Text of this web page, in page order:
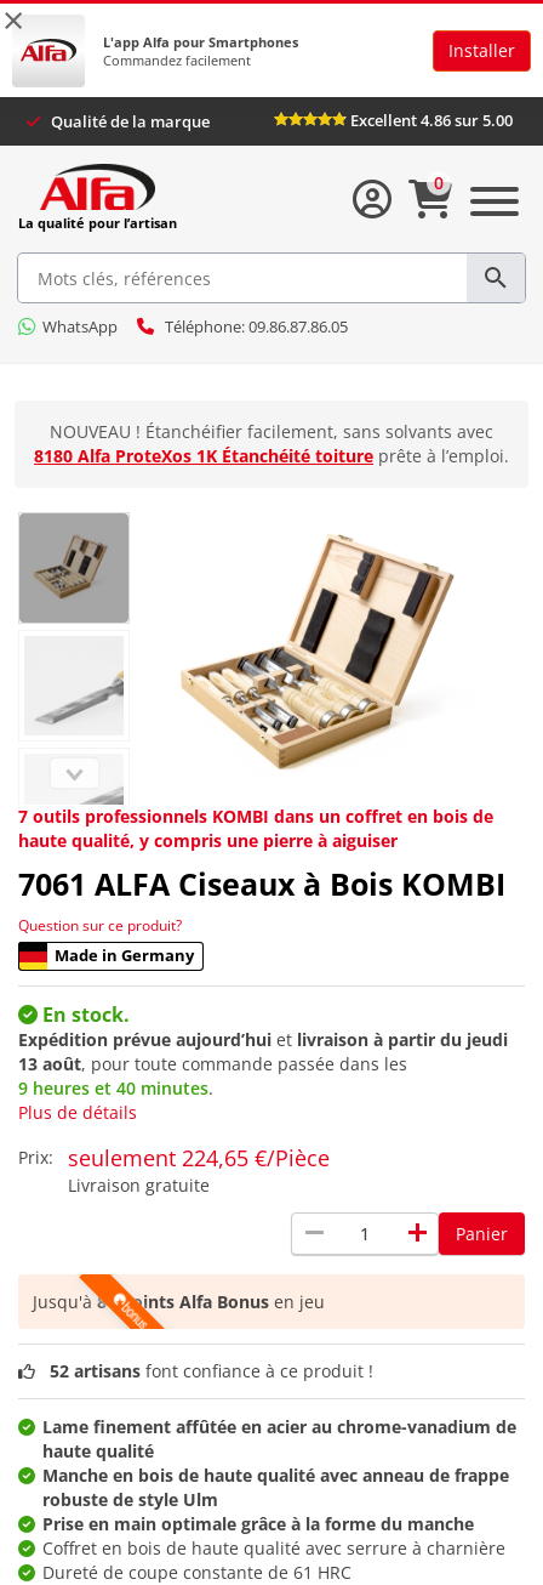
×
L'app Alfa pour Smartphones
Commandez facilement
Installer
Qualité de la marque Excellent 4.86 sur 5.00
La qualité pour l’artisan
WhatsApp Téléphone: 09.86.87.86.05
0
NOUVEAU ! Étanchéifier facilement, sans solvants avec
8180 Alfa ProteXos 1K Étanchéité toiture prête à l’emploi.
7 outils professionnels KOMBI dans un coffret en bois de
haute qualité, y compris une pierre à aiguiser
7061 ALFA Ciseaux à Bois KOMBI
Question sur ce produit?
Made in Germany
En stock.
Expédition prévue aujourd’hui et livraison à partir du jeudi
13 août, pour toute commande passée dans les
9 heures et 40 minutes.
Plus de détails
Prix:
seulement 224,65 €/Pièce
Livraison gratuite
remove add Panier
Jusqu'à84 points Alfa Bonus en jeu
52 artisans font confiance à ce produit !
Lame finement affûtée en acier au chrome-vanadium de
haute qualité
Manche en bois de haute qualité avec anneau de frappe
robuste de style Ulm
Prise en main optimale grâce à la forme du manche
Coffret en bois de haute qualité avec serrure à charnière
Dureté de coupe constante de 61 HRC